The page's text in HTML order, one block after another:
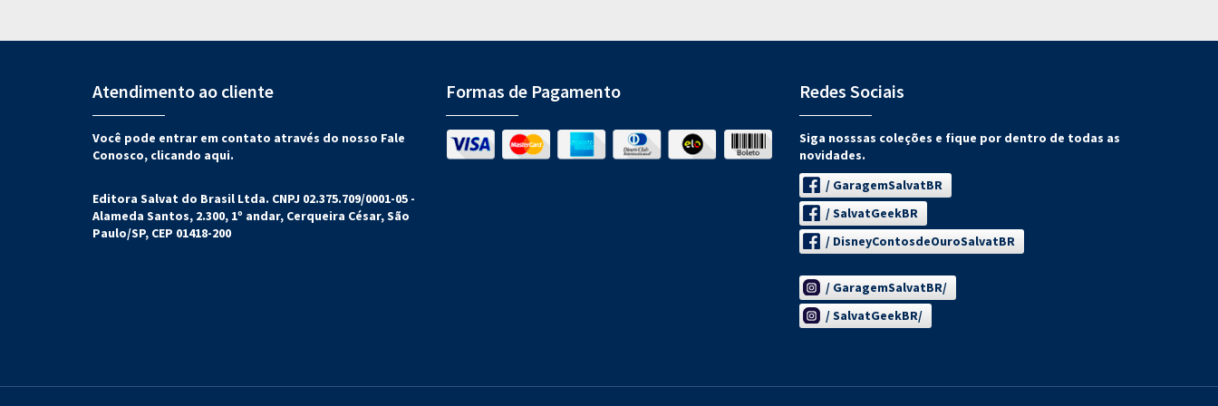
Atendimento ao cliente
Você pode entrar em contato através do nosso Fale
Conosco, clicando aqui.
Editora Salvat do Brasil Ltda. CNPJ 02.375.709/0001-05 -
Alameda Santos, 2.300, 1º andar, Cerqueira César, São
Paulo/SP, CEP 01418-200
Formas de Pagamento Redes Sociais
Siga nosssas coleções e fique por dentro de todas as
novidades.
/ GaragemSalvatBR
/ SalvatGeekBR
/ DisneyContosdeOuroSalvatBR
/ GaragemSalvatBR/
/ SalvatGeekBR/